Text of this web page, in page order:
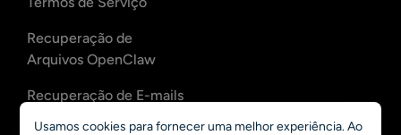
Recuperação de
Arquivos OpenClaw
Recuperação de E-mails
Usamos cookies para fornecer uma melhor experiência. Ao